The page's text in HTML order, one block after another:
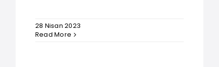
28 Nisan 2023
Read More